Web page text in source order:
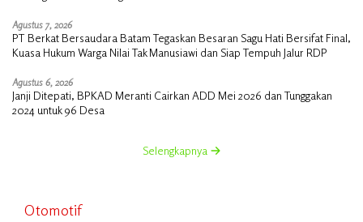
Agustus 7, 2026
PT Berkat Bersaudara Batam Tegaskan Besaran Sagu Hati Bersifat Final,
Kuasa Hukum Warga Nilai Tak Manusiawi dan Siap Tempuh Jalur RDP
Agustus 6, 2026
Janji Ditepati, BPKAD Meranti Cairkan ADD Mei 2026 dan Tunggakan
2024 untuk 96 Desa
Selengkapnya
Otomotif